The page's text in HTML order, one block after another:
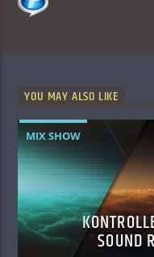
YOU MAY ALSO LIKE
MIX SHOW
SOUND